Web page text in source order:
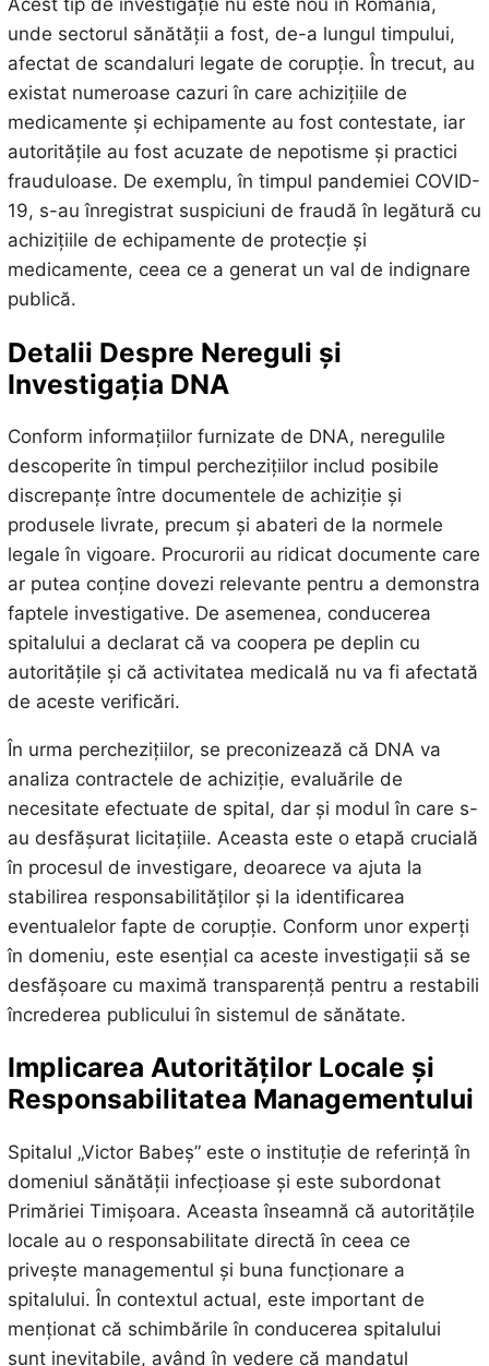
Acest tip de investigație nu este nou în România,
unde sectorul sănătății a fost, de-a lungul timpului,
afectat de scandaluri legate de corupție. În trecut, au
existat numeroase cazuri în care achizițiile de
medicamente și echipamente au fost contestate, iar
autoritățile au fost acuzate de nepotisme și practici
frauduloase. De exemplu, în timpul pandemiei COVID-
19, s-au înregistrat suspiciuni de fraudă în legătură cu
achizițiile de echipamente de protecție și
medicamente, ceea ce a generat un val de indignare
publică.
Detalii Despre Nereguli și
Investigația DNA
Conform informațiilor furnizate de DNA, neregulile
descoperite în timpul perchezițiilor includ posibile
discrepanțe între documentele de achiziție și
produsele livrate, precum și abateri de la normele
legale în vigoare. Procurorii au ridicat documente care
ar putea conține dovezi relevante pentru a demonstra
faptele investigative. De asemenea, conducerea
spitalului a declarat că va coopera pe deplin cu
autoritățile și că activitatea medicală nu va fi afectată
de aceste verificări.
În urma perchezițiilor, se preconizează că DNA va
analiza contractele de achiziție, evaluările de
necesitate efectuate de spital, dar și modul în care s-
au desfășurat licitațiile. Aceasta este o etapă crucială
în procesul de investigare, deoarece va ajuta la
stabilirea responsabilităților și la identificarea
eventualelor fapte de corupție. Conform unor experți
în domeniu, este esențial ca aceste investigații să se
desfășoare cu maximă transparență pentru a restabili
încrederea publicului în sistemul de sănătate.
Implicarea Autorităților Locale și
Responsabilitatea Managementului
Spitalul „Victor Babeș” este o instituție de referință în
domeniul sănătății infecțioase și este subordonat
Primăriei Timișoara. Aceasta înseamnă că autoritățile
locale au o responsabilitate directă în ceea ce
privește managementul și buna funcționare a
spitalului. În contextul actual, este important de
menționat că schimbările în conducerea spitalului
sunt inevitabile, având în vedere că mandatul